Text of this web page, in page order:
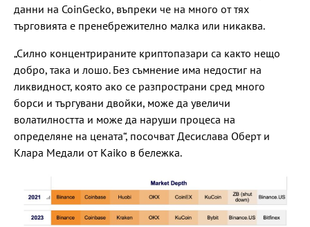
данни на CoinGecko, въпреки че на много от тях
търговията е пренебрежително малка или никаква.
„Силно концентрираните криптопазари са както нещо
добро, така и лошо. Без съмнение има недостиг на
ликвидност, която ако се разпространи сред много
борси и търгувани двойки, може да увеличи
волатилността и може да наруши процеса на
определяне на цената“, посочват Десислава Оберт и
Клара Медали от Kaiko в бележка.